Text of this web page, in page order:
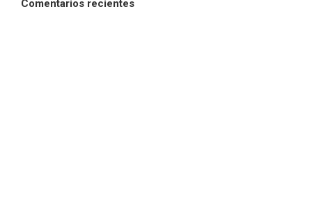
Comentarios recientes